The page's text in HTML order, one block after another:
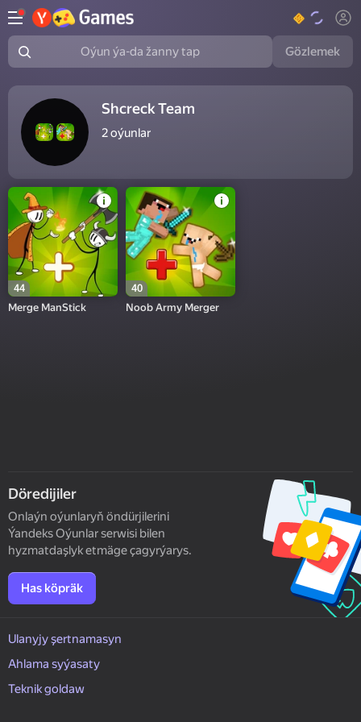
Oýun ýa-da žanny tap Gözlemek
Shcreck Team
2oýunlar
44
Merge ManStick
40
Noob Army Merger
Döredijiler
Onlaýn oýunlaryň öndürjilerini
Ýandeks Oýunlar serwisi bilen
hyzmatdaşlyk etmäge çagyrýarys.
Has köpräk
Ulanyjy şertnamasyn
Ahlama syýasaty
Teknik goldaw